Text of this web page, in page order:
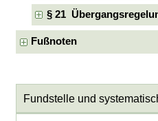
§ 21
Fußnoten
Fundstelle und